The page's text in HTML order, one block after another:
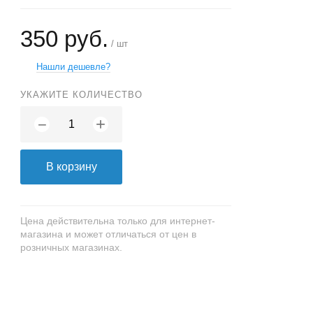
350 руб. / шт
Нашли дешевле?
УКАЖИТЕ КОЛИЧЕСТВО
− +
В корзину
Цена действительна только для интернет-
магазина и может отличаться от цен в
розничных магазинах.